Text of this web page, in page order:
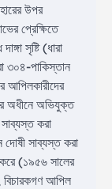
উপর
প্রেক্ষিতে
সৃষ্টি (ধারা
৩০৪-পাকিস্তান
আপিলকারীদের
অধীনে অভিযুক্ত
করা
সাব্যস্ত করা
(১৯৫৬ সালের
আপিল